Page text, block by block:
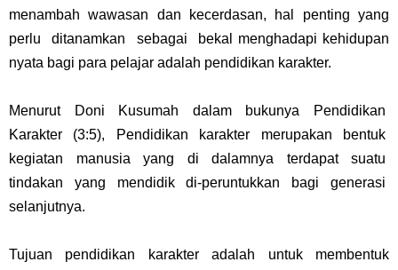
menambah wawasan dan kecerdasan, hal penting yang
perlu ditanamkan sebagai bekal menghadapi kehidupan
nyata bagi para pelajar adalah pendidikan karakter.
Menurut Doni Kusumah dalam bukunya Pendidikan
Karakter (3:5), Pendidikan karakter merupakan bentuk
kegiatan manusia yang di dalamnya terdapat suatu
tindakan yang mendidik di-peruntukkan bagi generasi
selanjutnya.
Tujuan pendidikan karakter adalah untuk membentuk